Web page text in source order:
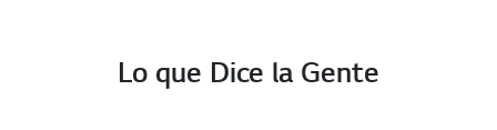
Lo que Dice la Gente